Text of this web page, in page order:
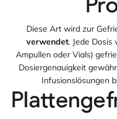
Diese Art wird zur
verwendet. Jede Dosis
Ampullen oder Vials)
Dosiergenauigkeit
Infusionslösungen